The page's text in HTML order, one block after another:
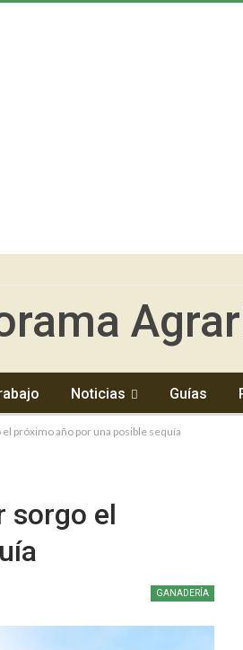
Noticias Guías
próximo año por una posible sequía
sorgo el
GANADERÍA